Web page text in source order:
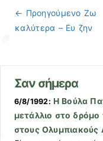
Πλοήγηση
← Προηγούμενo Ζω
καλύτερα – Ευ ζην
Σαν σήμερα
6/8/1992: Η Βούλα
μετάλλιο στο
στους